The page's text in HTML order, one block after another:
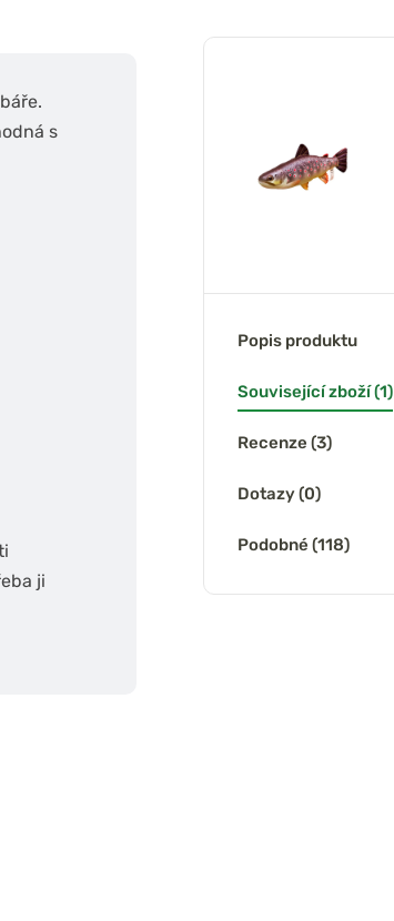
s
ji
Popis produktu
Související zboží (1)
Recenze (3)
Dotazy (0)
Podobné (118)